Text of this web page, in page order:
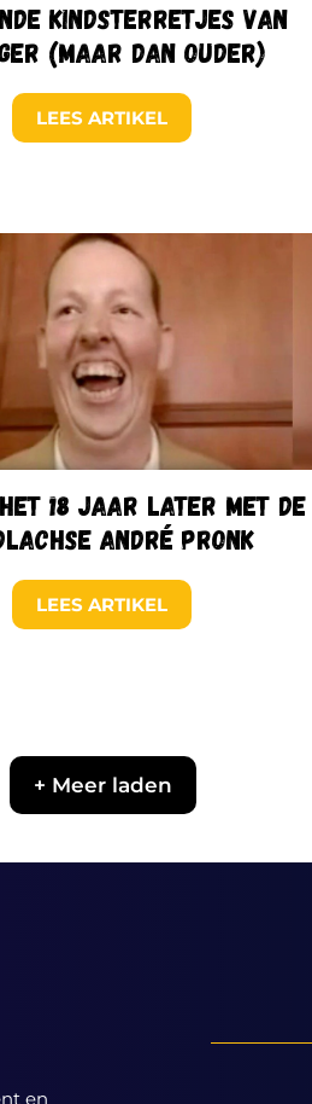
kindsterretjes van
(maar dan ouder)
LEES ARTIKEL
18 jaar later met de
André Pronk
LEES ARTIKEL
+ Meer laden
en